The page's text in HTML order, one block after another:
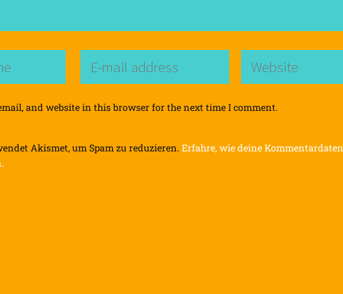
and website in this browser for the next time I comment.
Akismet, um Spam zu reduzieren. Erfahre, wie deine Kommentardaten